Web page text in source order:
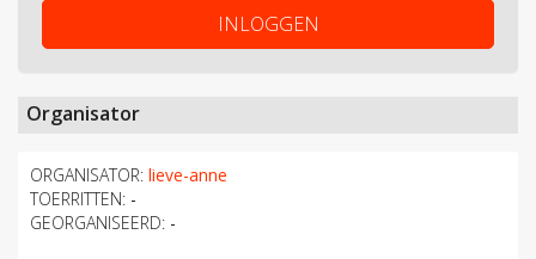
INLOGGEN
Organisator
ORGANISATOR: lieve-anne
TOERRITTEN: -
GEORGANISEERD: -